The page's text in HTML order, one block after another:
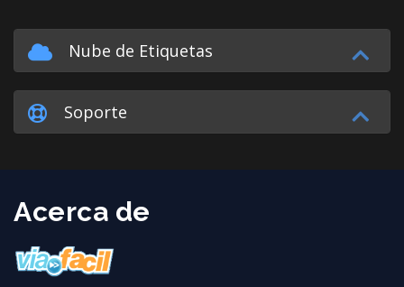
Nube de Etiquetas
Soporte
Acerca de